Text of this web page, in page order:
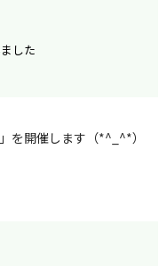
した
を開催します（*^_^*）